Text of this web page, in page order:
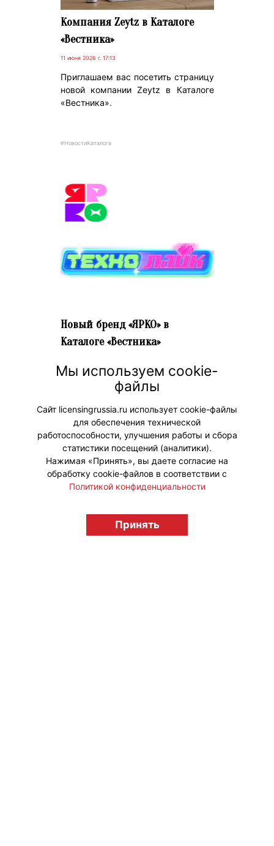
Компания Zeytz в Каталоге
«Вестника»
11 июня 2026 г. 17:13
Приглашаем вас посетить страницу
новой компании Zeytz в Каталоге
«Вестника».
#НовостиКаталога
Новый бренд «ЯРКО» в
Каталоге «Вестника»
Предлагаем вам посетить страницу
нового бренда от анимационной
компании «ЯРКО» – «Технолайк».
#НовыеЛицензии #НовостиКаталога
licensingrussia.ru, 2009-2026 12+
Мы используем cookie-
файлы
Сайт licensingrussia.ru использует cookie-файлы
для обеспечения технической
работоспособности, улучшения работы и сбора
статистики посещений (аналитики).
Нажимая «Принять», вы даете согласие на
обработку cookie-файлов в соответствии с
Политикой конфиденциальности
Принять